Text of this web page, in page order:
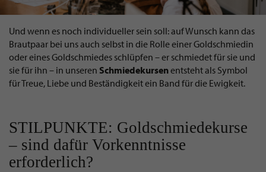
Und wenn es noch individueller sein soll: auf Wunsch kann das
Brautpaar bei uns auch selbst in die Rolle einer Goldschmiedin
oder eines Goldschmiedes schlüpfen – er schmiedet für sie und
sie für ihn – in unseren Schmiedekursenentsteht als Symbol
für Treue, Liebe und Beständigkeit ein Band für die Ewigkeit.
STILPUNKTE: Goldschmiedekurse
– sind dafür Vorkenntnisse
erforderlich?